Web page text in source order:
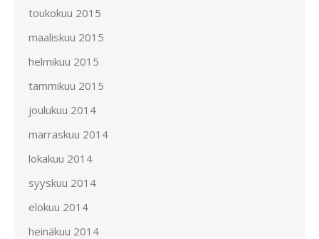
toukokuu 2015
maaliskuu 2015
helmikuu 2015
tammikuu 2015
joulukuu 2014
marraskuu 2014
lokakuu 2014
syyskuu 2014
elokuu 2014
heinäkuu 2014